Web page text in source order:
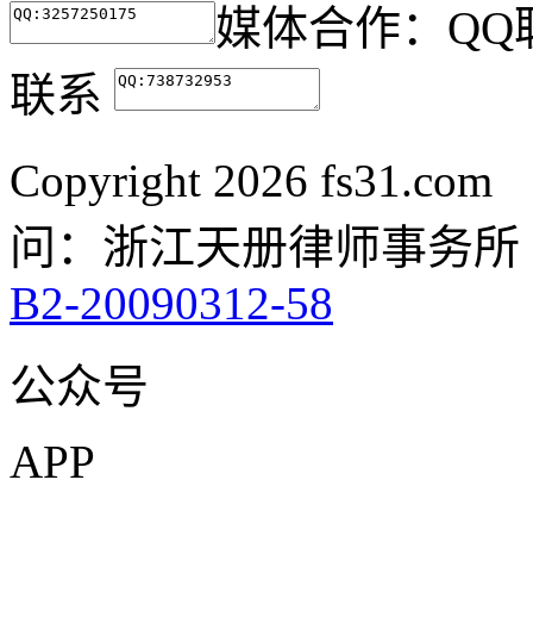
媒体合作：
联系
Copyright 2026
问：浙江天册律师事务
B2-20090312-58
公众号
APP